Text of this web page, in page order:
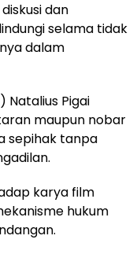
dan
selama tidak
dalam
Natalius Pigai
maupun nobar
sepihak tanpa
karya film
hukum